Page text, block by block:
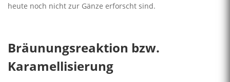
heute noch nicht zur Gänze erforscht sind.
Bräunungsreaktion bzw.
Karamellisierung